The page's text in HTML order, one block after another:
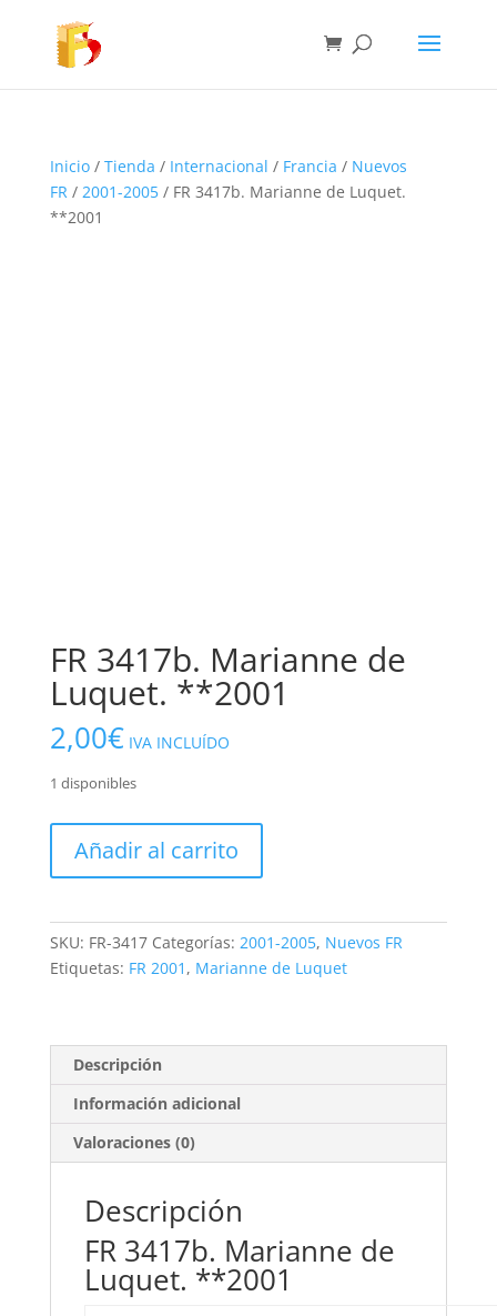
Inicio/ Tienda / Internacional / Francia / Nuevos
FR/ 2001-2005/ FR 3417b. Marianne de Luquet.
**2001
FR 3417b. Marianne de
Luquet. **2001
2,00€ IVA INCLUÍDO
1 disponibles
3417b.
Luquet.
**2001
Añadir al carrito
SKU: FR-3417 Categorías: 2001-2005, Nuevos FR
Etiquetas: FR 2001 , Marianne de Luquet
Descripción
Información adicional
Valoraciones (0)
Descripción
FR 3417b. Marianne de
Luquet. **2001